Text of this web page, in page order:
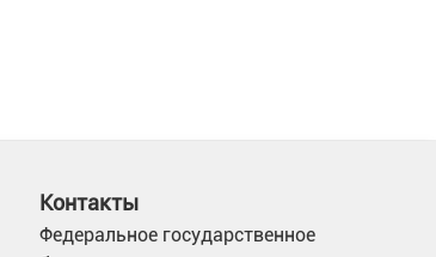
Контакты
Федеральное государственное